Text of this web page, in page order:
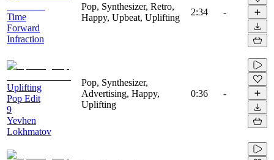
Time
Forward
Infraction
Pop, Synthesizer, Retro,
Happy, Upbeat, Uplifting
2:34 -
Uplifting
Pop Edit
9
Yevhen
Lokhmatov
Pop, Synthesizer,
Advertising, Happy,
Uplifting
0:36 -